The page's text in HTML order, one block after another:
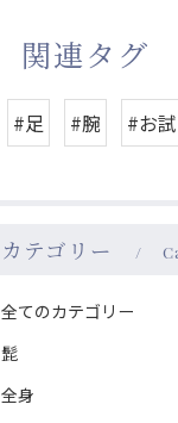
関連タグ
#足 #腕 #お
カテゴリー
全てのカテゴリー
髭
全身